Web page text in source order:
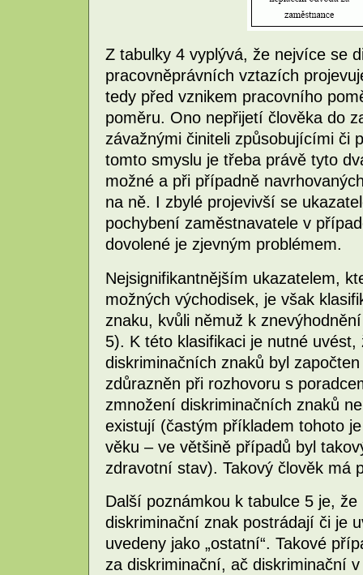
Z tabulky 4 vyplývá, že nejvíce se
pracovněprávních vztazích
tedy před vznikem pracovního
poměru. Ono nepřijetí člověka do
závažnými činiteli způsobujícími či
tomto smyslu je třeba právě tyto
možné a při případně
na ně. I zbylé projevivší se
pochybení zaměstnavatele v
dovolené je zjevným problémem.
Nejsignifikantnějším ukazatelem,
možných východisek, je však
znaku, kvůli němuž k
5). K této klasifikaci je nutné
diskriminačních znaků byl
zdůrazněn při rozhovoru s
zmnožení diskriminačních znaků
existují (častým příkladem tohoto
věku – ve většině případů byl
zdravotní stav). Takový člověk má
Další poznámkou k tabulce 5 je,
diskriminační znak postrádají či je
uvedeny jako „ostatní“. Takové
za diskriminační, ač diskriminační